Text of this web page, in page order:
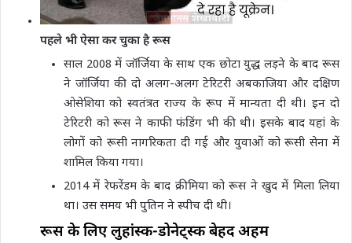
पहले भी ऐसा कर चुका है रूस
साल 2008 में जॉर्जिया के साथ एक छोटा युद्ध लड़ने के बाद रूस
ने जॉर्जिया की दो अलग-अलग टेरिटरी अबकाजिया और दक्षिण
ओसेशिया को स्वतंत्रत राज्य के रूप में मान्यता दी थी। इन दो
टेरिटरी को रूस ने काफी फंडिंग भी की थी। इसके बाद यहां के
लोगों को रूसी नागरिकता दी गई और युवाओं को रूसी सेना में
शामिल किया गया।
2014 में रेफरेंडम के बाद क्रीमिया को रूस ने खुद में मिला लिया
था। उस समय भी पुतिन ने स्पीच दी थी।
रूस के लिए लुहांस्क-डोनेट्स्क बेहद अहम